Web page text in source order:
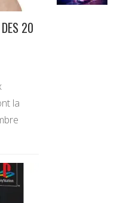
20
la